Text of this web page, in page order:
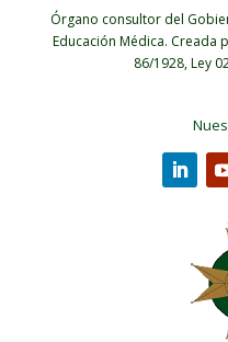
Órgano consultor del
Educación Médica. Creada
86/1928, Ley